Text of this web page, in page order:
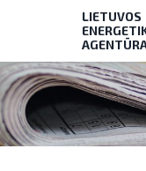
Teikti
LIETUVOS